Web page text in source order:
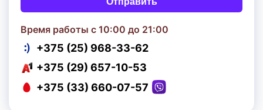
Время работы с 10:00 до 21:00
+375 (25) 968-33-62
+375 (29) 657-10-53
+375 (33) 660-07-57